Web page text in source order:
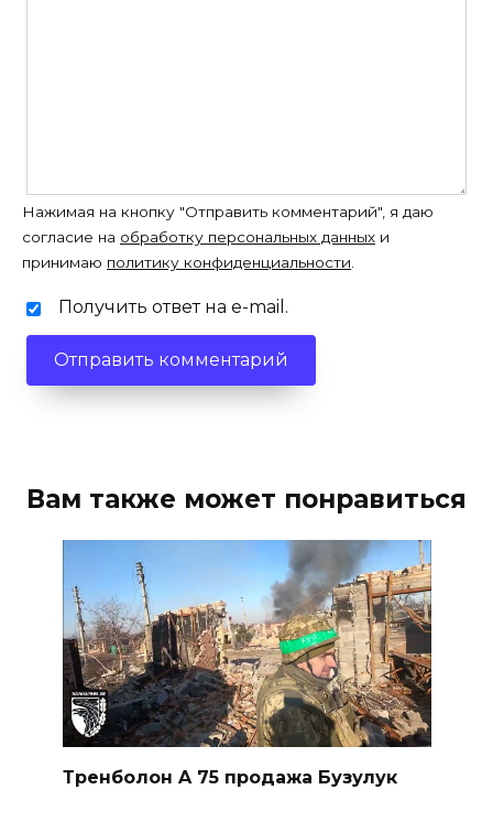
Нажимая на кнопку "Отправить комментарий", я даю
согласие на обработку персональных данных и
принимаю политику конфиденциальности.
Получить ответ на e-mail.
Вам также может понравиться
Тренболон A 75 продажа Бузулук